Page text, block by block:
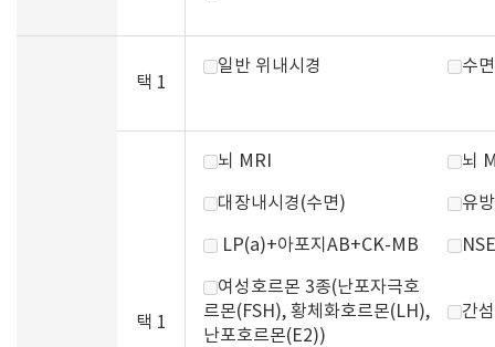
택 1
일반 위내시경 수
택 1
뇌 MRI 뇌
대장내시경(수면) 유
LP(a)+아포지AB+CK-MB
여성호르몬 3종(난포자극호
르몬(FSH), 황체화호르몬(LH),
난포호르몬(E2))
간